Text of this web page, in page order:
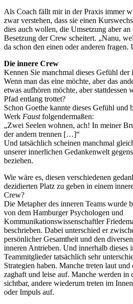
Als Coach fällt mir in der Praxis immer
zwar verstehen, dass sie einen
dies auch wollen, die Umsetzung aber
Besetzung der Crew scheitert. „Nanu,
da schon den einen oder anderen fragen.
Die innere Crew
Kennen Sie manchmal dieses Gefühl der
Wenn man das eine möchte, aber das
etwas aufhören möchte, aber stattdessen
Pfad entlang trottet?
Schon Goethe kannte dieses Gefühl und
Werk Faustfolgendermaßen:
„Zwei Seelen wohnen, ach! In meiner
der andern trennen […]“
Und tatsächlich scheinen manchmal
unserer innerlichen Gedankenwelt
beziehen.
Wie wäre es, diesen verschiedenen
dezidierten Platz zu geben in einem
Crew?
Die Metapher des inneren Teams wurde
von dem Hamburger Psychologen und
Kommunikationswissenschaftler
beschrieben. Dabei unterschied er
persönlicher Gesamtheit und den
inneren Antrieben. Und innerhalb dieses
Teammitglieder tatsächlich sehr
Strategien haben. Manche treten laut und
zaghaft und leise auf. Manche werden in
sichtbar, andere wiederum treten im
oder Impuls auf.